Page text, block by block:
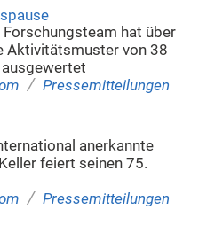
Forschungsteam hat über
Aktivitätsmuster von 38
/ Pressemitteilungen
anerkannte
feiert seinen 75.
/ Pressemitteilungen